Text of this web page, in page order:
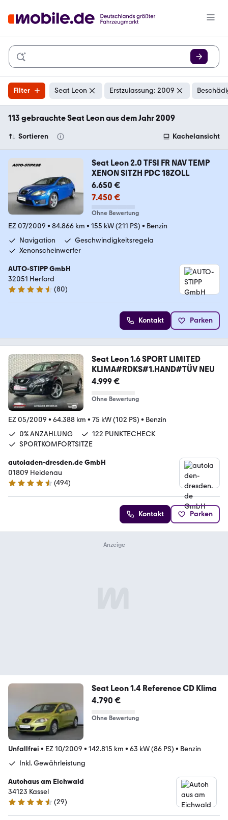
Filter Seat Leon Erstzulassung: 2009
113 gebrauchte Seat Leon aus dem Jahr 2009
Sortieren Kachelansicht
Seat Leon 2.0 TFSI FR NAV TEMP
XENON SITZH PDC 18ZOLL
6.650 €
7.450 €
Ohne Bewertung
EZ 07/2009 • 84.866 km • 155 kW (211 PS) • Benzin
Navigation
Geschwindigkeitsregela
Xenonscheinwerfer
AUTO-STIPP GmbH
32051 Herford
4.3 Sterne
(80)
Kontakt Parken
Seat Leon 1.6 SPORT LIMITED
KLIMA#RDKS#1.HAND#TÜV NEU
4.999 €
Ohne Bewertung
EZ 05/2009 • 64.388 km • 75 kW (102 PS) • Benzin
0% ANZAHLUNG
122 PUNKTECHECK
SPORTKOMFORTSITZE
autoladen-dresden.de GmbH
01809 Heidenau
4.5 Sterne
(494)
Kontakt Parken
Seat Leon 1.4 Reference CD Klima
4.790 €
Ohne Bewertung
Unfallfrei • EZ 10/2009 • 142.815 km • 63 kW (86 PS) • Benzin
Inkl. Gewährleistung
Autohaus am Eichwald
34123 Kassel
4.4 Sterne
(29)